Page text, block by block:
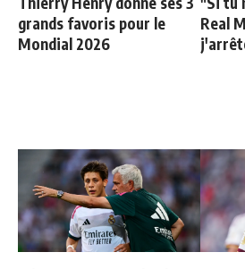
grands favoris pour le
Mondial 2026
Real